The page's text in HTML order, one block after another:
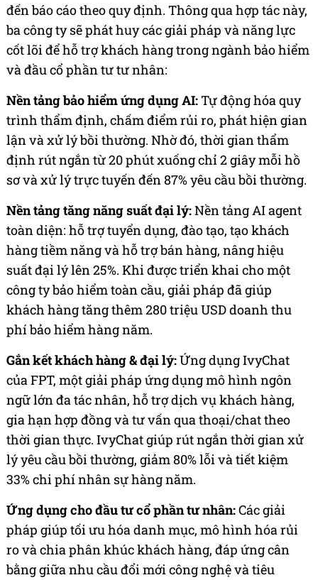
đến báo cáo theo quy định. Thông qua hợp tác này,
ba công ty sẽ phát huy các giải pháp và năng lực
cốt lõi để hỗ trợ khách hàng trong ngành bảo hiểm
và đầu cổ phần tư tư nhân:
Nền tảng bảo hiểm ứng dụng AI:Tự động hóa quy
trình thẩm định, chấm điểm rủi ro, phát hiện gian
lận và xử lý bồi thường. Nhờ đó, thời gian thẩm
định rút ngắn từ 20 phút xuống chỉ 2 giây mỗi hồ
sơ và xử lý trực tuyến đến 87% yêu cầu bồi thường.
Nền tảng tăng năng suất đại lý:Nền tảng AI agent
toàn diện: hỗ trợ tuyển dụng, đào tạo, tạo khách
hàng tiềm năng và hỗ trợ bán hàng, nâng hiệu
suất đại lý lên 25%. Khi được triển khai cho một
công ty bảo hiểm toàn cầu, giải pháp đã giúp
khách hàng tăng thêm 280 triệu USD doanh thu
phí bảo hiểm hàng năm.
Gắn kết khách hàng & đại lý:Ứng dụng IvyChat
của FPT, một giải pháp ứng dụng mô hình ngôn
ngữ lớn đa tác nhân, hỗ trợ dịch vụ khách hàng,
gia hạn hợp đồng và tư vấn qua thoại/chat theo
thời gian thực. IvyChat giúp rút ngắn thời gian xử
lý yêu cầu bồi thường, giảm 80% lỗi và tiết kiệm
33% chi phí nhân sự hàng năm.
Ứng dụng cho đầu tư cổ phần tư nhân:Các giải
pháp giúp tối ưu hóa danh mục, mô hình hóa rủi
ro và chia phân khúc khách hàng, đáp ứng cân
bằng giữa nhu cầu đổi mới công nghệ và tiêu